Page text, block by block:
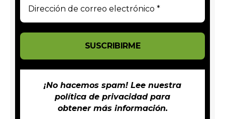
¡No hacemos spam! Lee nuestra
política de privacidadpara
obtener más información.